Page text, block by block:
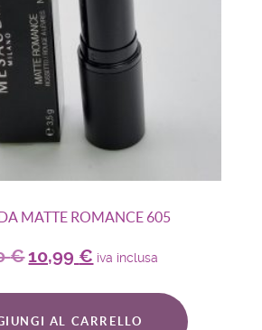
MATTE ROMANCE 605
€10,99 € iva inclusa
AL CARRELLO